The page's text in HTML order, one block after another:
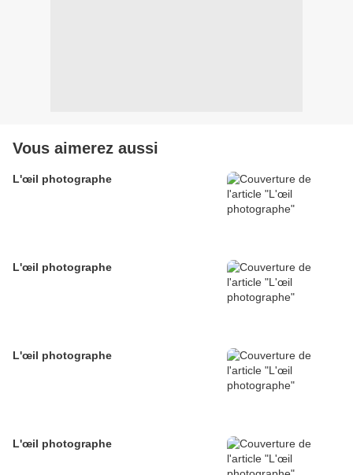
Vous aimerez aussi
L'œil photographe
L'œil photographe
L'œil photographe
L'œil photographe